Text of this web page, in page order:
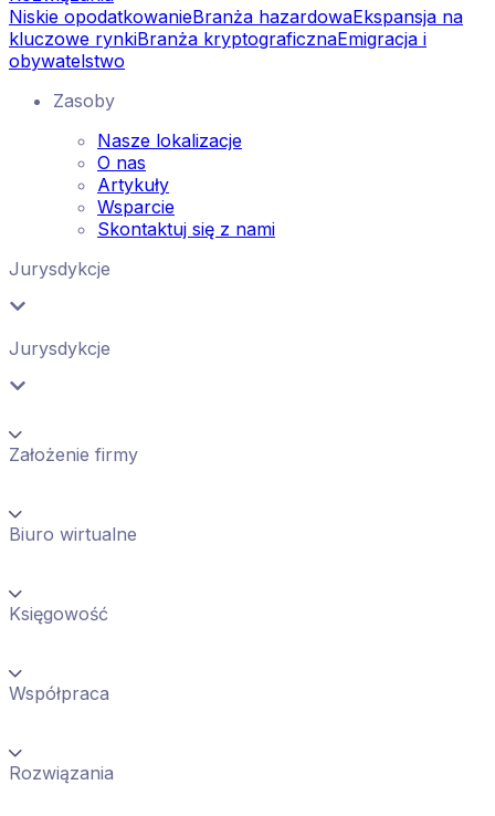
Niskie opodatkowanieBranża hazardowaEkspansja na
kluczowe rynkiBranża kryptograficznaEmigracja i
obywatelstwo
Zasoby
Nasze lokalizacje
O nas
Artykuły
Wsparcie
Skontaktuj się z nami
Jurysdykcje
Jurysdykcje
Założenie firmy
Biuro wirtualne
Księgowość
Współpraca
Rozwiązania